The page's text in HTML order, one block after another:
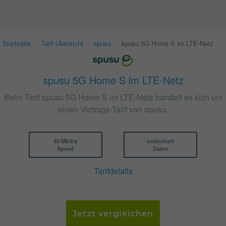
Startseite Tarif-Übersicht spusu spusu 5G Home S im LTE-Netz
spusu 5G Home S im LTE-Netz
Beim Tarif spusu 5G Home S im LTE-Netz handelt es sich um
einen Vertrags-Tarif von spusu.
40 Mbit/s
Speed
unlimitiert
Daten
Tarifdetails
Jetzt vergleichen